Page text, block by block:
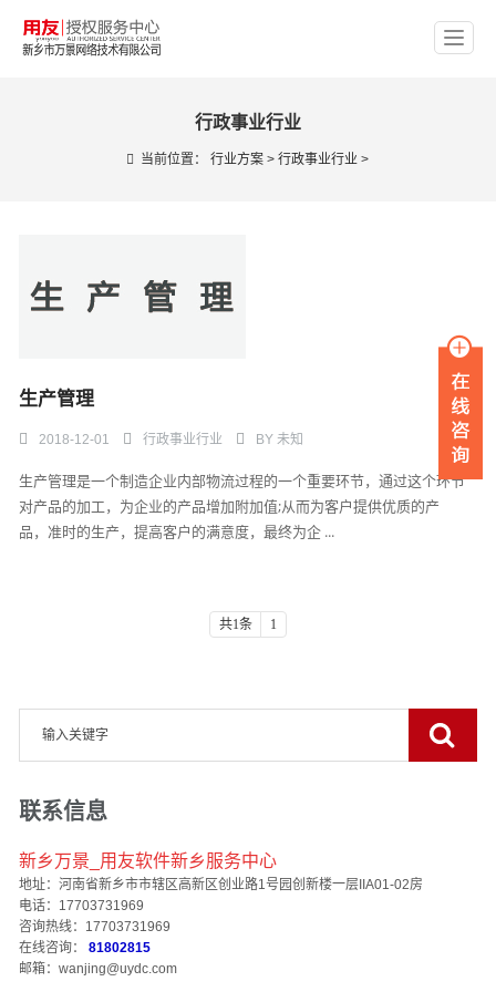
行政事业行业
当前位置：行业方案 >行政事业行业 >
生产管理
2018-12-01 行政事业行业 BY未知
生产管理是一个制造企业内部物流过程的一个重要环节，通过这个环节
对产品的加工，为企业的产品增加附加值;从而为客户提供优质的产
品，准时的生产，提高客户的满意度，最终为企 ...
共1条 1
联系信息
新乡万景_用友软件新乡服务中心
地址：河南省新乡市市辖区高新区创业路1号园创新楼一层IIA01-02房
电话：17703731969
咨询热线：17703731969
在线咨询：
81802815
邮箱：wanjing@uydc.com